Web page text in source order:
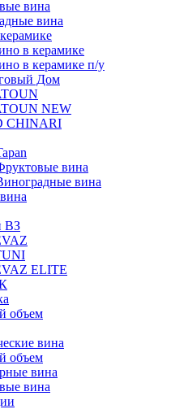
вина
вина
в керамике
в керамике п/у
Дом
NEW
CHINARI
вина
вина
ВЗ
ELITE
объем
вина
объем
вина
вина